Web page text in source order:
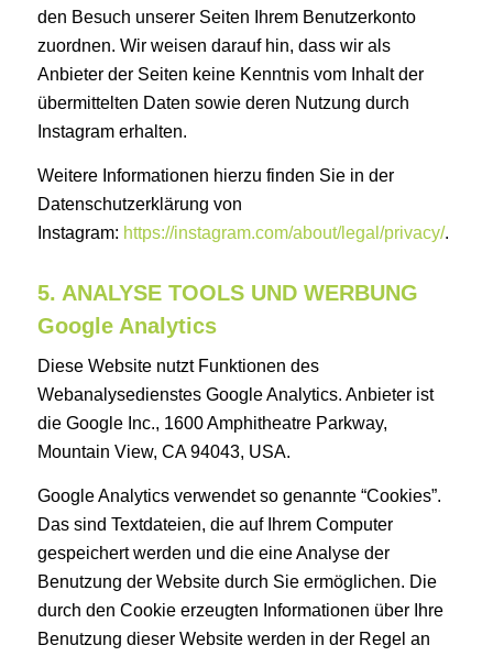
den Besuch unserer Seiten Ihrem Benutzerkonto
zuordnen. Wir weisen darauf hin, dass wir als
Anbieter der Seiten keine Kenntnis vom Inhalt der
übermittelten Daten sowie deren Nutzung durch
Instagram erhalten.
Weitere Informationen hierzu finden Sie in der
Datenschutzerklärung von
Instagram: https://instagram.com/about/legal/privacy/.
5. ANALYSE TOOLS UND WERBUNG
Google Analytics
Diese Website nutzt Funktionen des
Webanalysedienstes Google Analytics. Anbieter ist
die Google Inc., 1600 Amphitheatre Parkway,
Mountain View, CA 94043, USA.
Google Analytics verwendet so genannte “Cookies”.
Das sind Textdateien, die auf Ihrem Computer
gespeichert werden und die eine Analyse der
Benutzung der Website durch Sie ermöglichen. Die
durch den Cookie erzeugten Informationen über Ihre
Benutzung dieser Website werden in der Regel an